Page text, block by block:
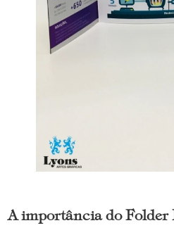
A importância do Folder